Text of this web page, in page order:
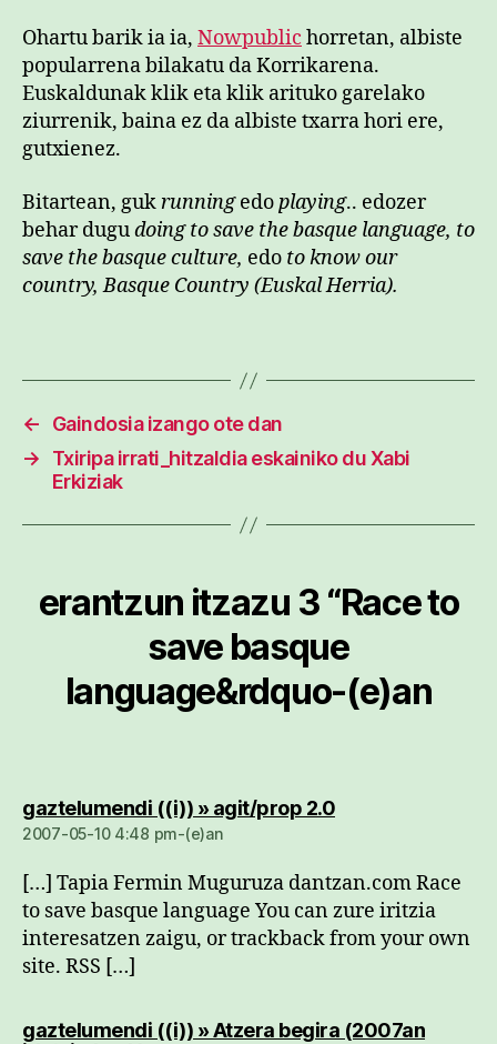
Ohartu barik ia ia, Nowpublic horretan, albiste
popularrena bilakatu da Korrikarena.
Euskaldunak klik eta klik arituko garelako
ziurrenik, baina ez da albiste txarra hori ere,
gutxienez.
Bitartean, gukrunningedoplaying.. edozer
behar dugudoing to save the basque language, to
save the basque culture, edo to know our
country, Basque Country (Euskal Herria).
←
Gaindosia izango ote dan
→
Txiripa irrati_hitzaldia eskainiko du Xabi
Erkiziak
erantzun itzazu 3 “Race to
save basque
language&rdquo-(e)an
gaztelumendi ((i)) » agit/prop 2.0dio:
2007-05-10 4:48 pm-(e)an
[…] Tapia Fermin Muguruza dantzan.com Race
to save basque language You can zure iritzia
interesatzen zaigu, or trackback from your own
site. RSS […]
gaztelumendi ((i)) » Atzera begira (2007an